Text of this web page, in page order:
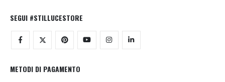
SEGUI #STILLUCESTORE
METODI DI PAGAMENTO